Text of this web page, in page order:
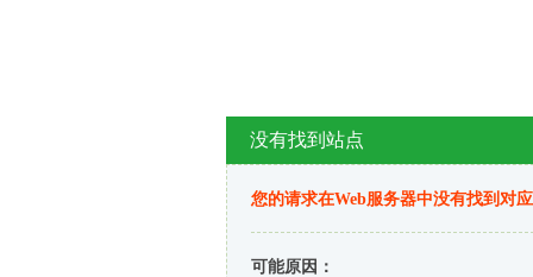
没有找到站点
您的请求在Web服务器中没有找到对
可能原因：